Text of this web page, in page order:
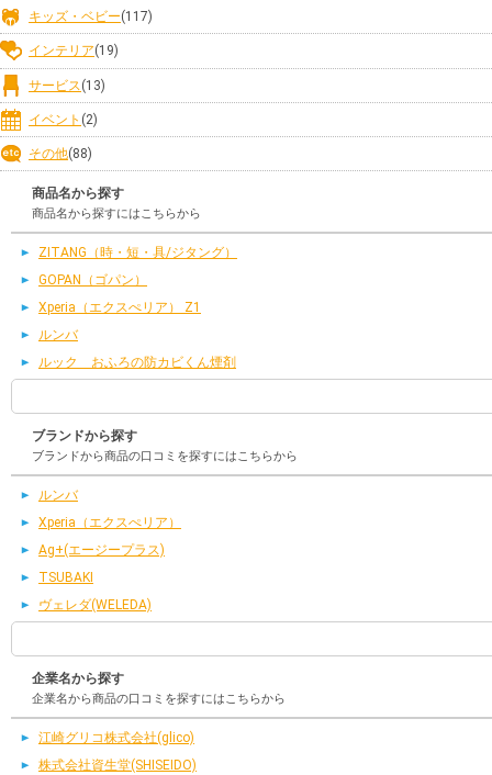
キッズ・ベビー(117)
インテリア(19)
サービス (13)
イベント (2)
その他(88)
商品名から探す
商品名から探すにはこちらから
ZITANG（時・短・具/ジタング）
GOPAN（ゴパン）
Xperia（エクスぺリア） Z1
ルンバ
ルック おふろの防カビくん煙剤
ブランドから探す
ブランドから商品の口コミを探すにはこちらから
ルンバ
Xperia（エクスぺリア）
Ag+(エージープラス)
TSUBAKI
ヴェレダ(WELEDA)
企業名から探す
企業名から商品の口コミを探すにはこちらから
江崎グリコ株式会社(glico)
株式会社資生堂(SHISEIDO)